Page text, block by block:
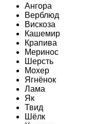
Ангора
Верблюд
Вискоза
Кашемир
Крапива
Меринос
Шерсть
Мохер
Ягнёнок
Лама
Як
Твид
Шёлк